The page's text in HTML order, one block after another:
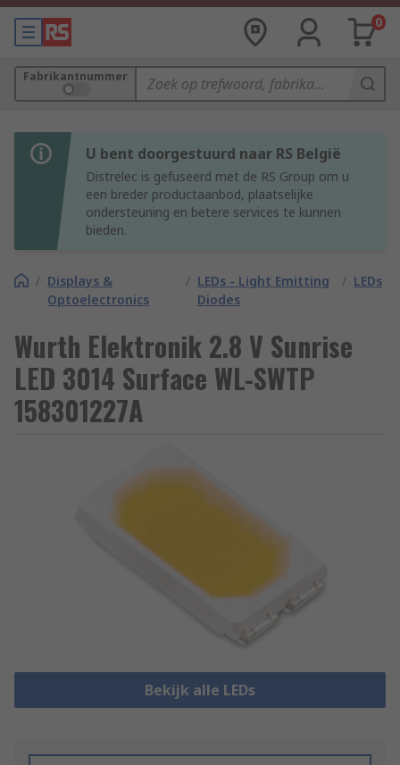
0
Fabrikantnummer
U bent doorgestuurd naar RS België
Distrelec is gefuseerd met de RS Group om u
een breder productaanbod, plaatselijke
ondersteuning en betere services te kunnen
bieden.
/ Displays &
Optoelectronics
/ LEDs - Light Emitting
Diodes
/ LEDs
Wurth Elektronik 2.8 V Sunrise
LED 3014 Surface WL-SWTP
158301227A
Bekijk alle LEDs